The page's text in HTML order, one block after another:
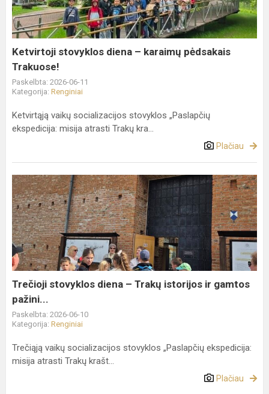
karaimų
pėdsakais
Trakuose!
Ketvirtoji stovyklos diena – karaimų pėdsakais
Trakuose!
Paskelbta: 2026-06-11
Kategorija: Renginiai
Ketvirtąją vaikų socializacijos stovyklos „Paslapčių
ekspedicija: misija atrasti Trakų kra...
Plačiau
Trečioji
stovyklos
diena
–
Trakų
istorijos
ir
gamtos
pažini...
Trečioji stovyklos diena – Trakų istorijos ir gamtos
pažini...
Paskelbta: 2026-06-10
Kategorija: Renginiai
Trečiąją vaikų socializacijos stovyklos „Paslapčių ekspedicija:
misija atrasti Trakų krašt...
Plačiau